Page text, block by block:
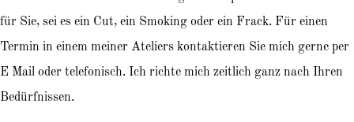
für Sie, sei es ein Cut, ein Smoking oder ein Frack. Für einen
Termin in einem meiner Ateliers kontaktieren Sie mich gerne per
E Mail oder telefonisch. Ich richte mich zeitlich ganz nach Ihren
Bedürfnissen.